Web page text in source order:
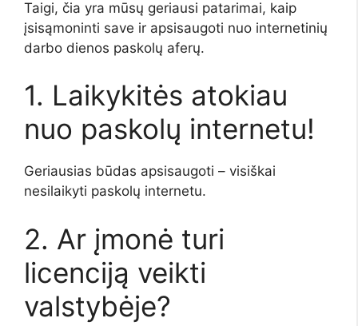
Taigi, čia yra mūsų geriausi patarimai, kaip
įsisąmoninti save ir apsisaugoti nuo internetinių
darbo dienos paskolų aferų.
1. Laikykitės atokiau
nuo paskolų internetu!
Geriausias būdas apsisaugoti – visiškai
nesilaikyti paskolų internetu.
2. Ar įmonė turi
licenciją veikti
valstybėje?